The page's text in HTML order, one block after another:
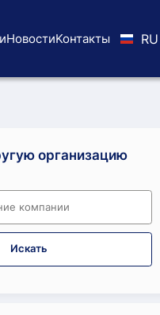
НовостиKoнтaкты RU
организацию
Искать